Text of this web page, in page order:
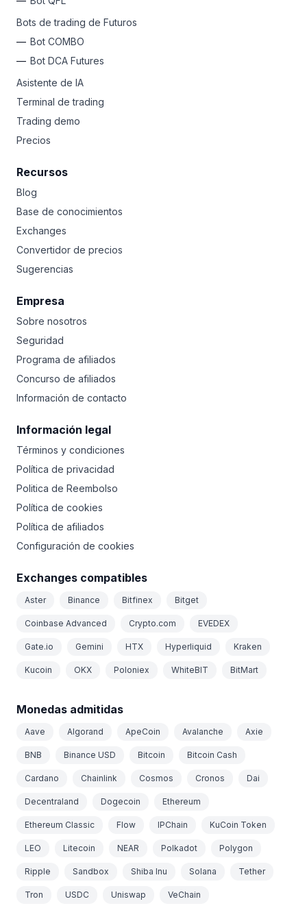
Bots de trading de Futuros
Bot COMBO
Bot DCA Futures
Asistente de IA
Terminal de trading
Trading demo
Precios
Recursos
Blog
Base de conocimientos
Exchanges
Convertidor de precios
Sugerencias
Empresa
Sobre nosotros
Seguridad
Programa de afiliados
Concurso de afiliados
Información de contacto
Información legal
Términos y condiciones
Política de privacidad
Politica de Reembolso
Política de cookies
Política de afiliados
Configuración de cookies
Exchanges compatibles
Aster Binance Bitfinex Bitget
Coinbase Advanced Crypto.com EVEDEX
Gate.io Gemini HTX Hyperliquid Kraken
Kucoin OKX Poloniex WhiteBIT BitMart
Monedas admitidas
Aave Algorand ApeCoin Avalanche Axie
BNB Binance USD Bitcoin Bitcoin Cash
Cardano Chainlink Cosmos Cronos Dai
Decentraland Dogecoin Ethereum
Ethereum Classic Flow IPChain KuCoin Token
LEO Litecoin NEAR Polkadot Polygon
Ripple Sandbox Shiba Inu Solana Tether
Tron USDC Uniswap VeChain